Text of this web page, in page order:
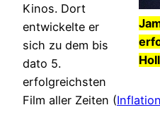
Kinos. Dort
entwickelte er
sich zu dem bis
dato 5.
erfolgreichsten
Film aller Zeiten (